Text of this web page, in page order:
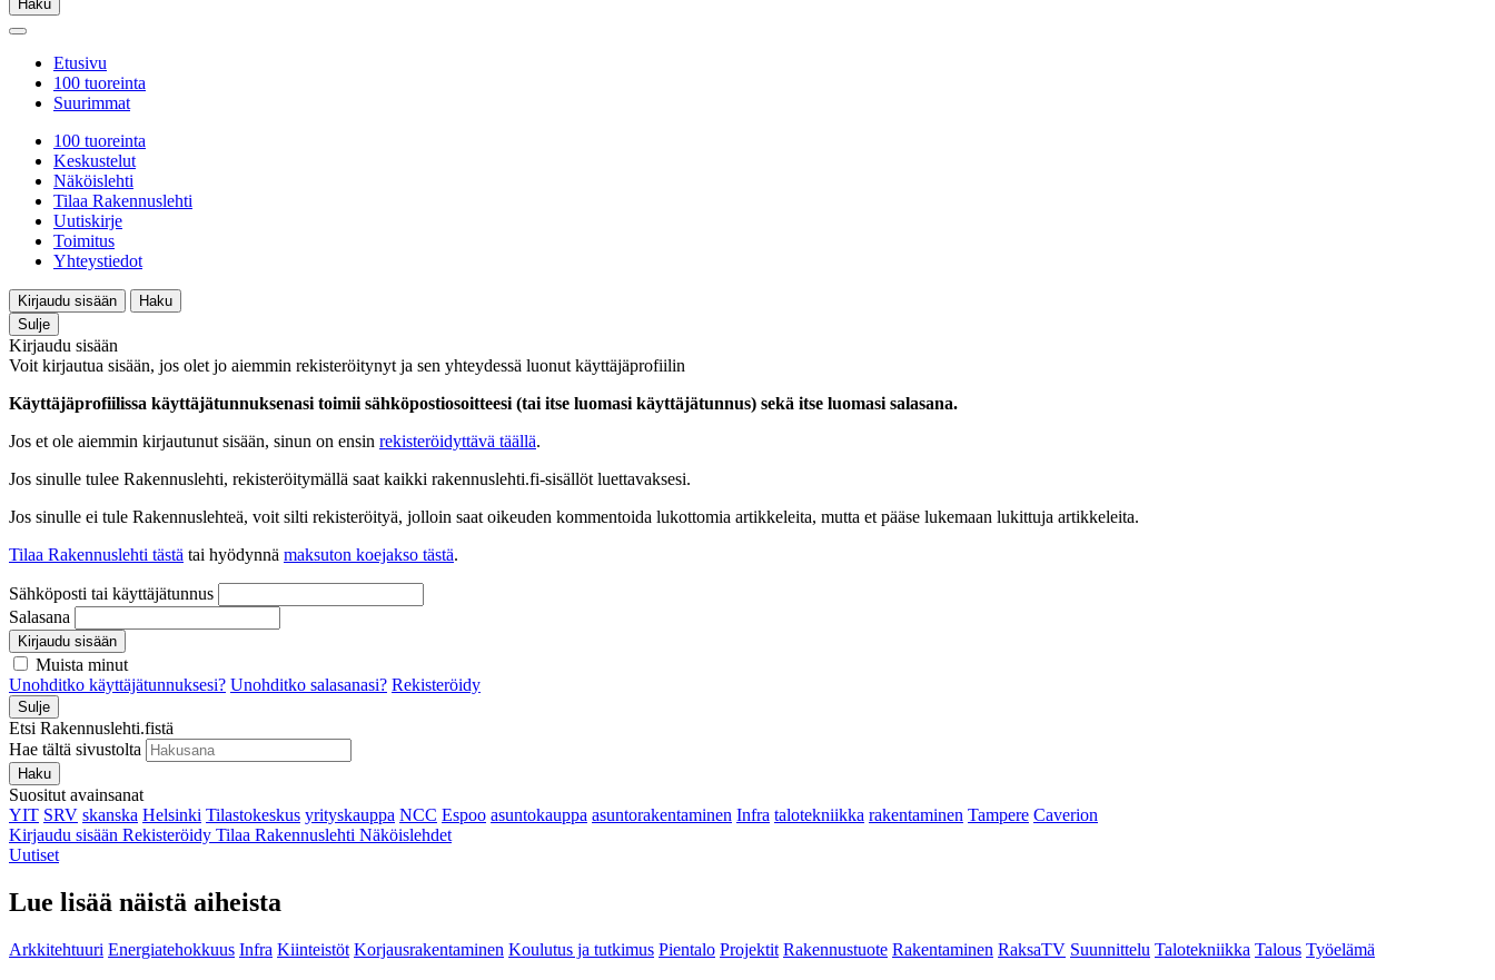
Haku
Etusivu
100 tuoreinta
Suurimmat
100 tuoreinta
Keskustelut
Näköislehti
Tilaa Rakennuslehti
Uutiskirje
Toimitus
Yhteystiedot
Kirjaudu sisään
Haku
Sulje
Kirjaudu sisään
Voit kirjautua sisään, jos olet jo aiemmin rekisteröitynyt ja sen yhteydessä luonut käyttäjäprofiilin
Käyttäjäprofiilissa käyttäjätunnuksenasi toimii sähköpostiosoitteesi (tai itse luomasi käyttäjätunnus) sekä itse luomasi salasana.
Jos et ole aiemmin kirjautunut sisään, sinun on ensin rekisteröidyttävä täällä.
Jos sinulle tulee Rakennuslehti, rekisteröitymällä saat kaikki rakennuslehti.fi-sisällöt luettavaksesi.
Jos sinulle ei tule Rakennuslehteä, voit silti rekisteröityä, jolloin saat oikeuden kommentoida lukottomia artikkeleita, mutta et pääse lukemaan lukittuja artikkeleita.
Tilaa Rakennuslehti tästä tai hyödynnä maksuton koejakso tästä.
Sähköposti tai käyttäjätunnus
Salasana
Kirjaudu sisään
Muista minut
Unohditko käyttäjätunnuksesi? Unohditko salasanasi? Rekisteröidy
Sulje
Etsi Rakennuslehti.fistä
Hae tältä sivustolta
Haku
Suositut avainsanat
YIT SRV skanska Helsinki Tilastokeskus yrityskauppa NCC Espoo asuntokauppa asuntorakentaminen Infra talotekniikka rakentaminen Tampere Caverion
Kirjaudu sisään Rekisteröidy Tilaa Rakennuslehti Näköislehdet
Uutiset
Lue lisää näistä aiheista
Arkkitehtuuri Energiatehokkuus Infra Kiinteistöt Korjausrakentaminen Koulutus ja tutkimus Pientalo Projektit Rakennustuote Rakentaminen RaksaTV Suunnittelu Talotekniikka Talous Työelämä